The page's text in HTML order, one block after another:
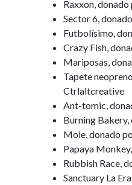
Raxxon,
Sector 6,
Futbolísimo,
Crazy Fish,
Mariposas,
Tapete
Ctrlaltcreative
Ant-tomic,
Burning
Mole, donado
Papaya
Rubbish Race,
Sanctuary La